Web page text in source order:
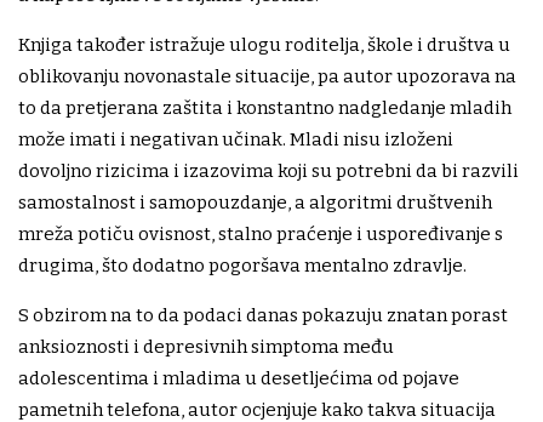
Knjiga također istražuje ulogu roditelja, škole i društva u
oblikovanju novonastale situacije, pa autor upozorava na
to da pretjerana zaštita i konstantno nadgledanje mladih
može imati i negativan učinak. Mladi nisu izloženi
dovoljno rizicima i izazovima koji su potrebni da bi razvili
samostalnost i samopouzdanje, a algoritmi društvenih
mreža potiču ovisnost, stalno praćenje i uspoređivanje s
drugima, što dodatno pogoršava mentalno zdravlje.
S obzirom na to da podaci danas pokazuju znatan porast
anksioznosti i depresivnih simptoma među
adolescentima i mladima u desetljećima od pojave
pametnih telefona, autor ocjenjuje kako takva situacija